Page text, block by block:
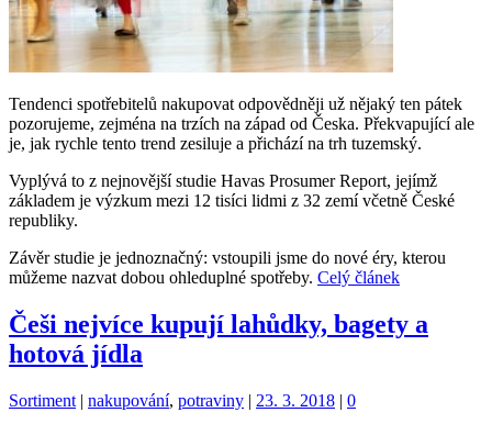
Tendenci spotřebitelů nakupovat odpovědněji už nějaký ten pátek
pozorujeme, zejména na trzích na západ od Česka. Překvapující ale
je, jak rychle tento trend zesiluje a přichází na trh tuzemský.
Vyplývá to z nejnovější studie Havas Prosumer Report, jejímž
základem je výzkum mezi 12 tisíci lidmi z 32 zemí včetně České
republiky.
Závěr studie je jednoznačný: vstoupili jsme do nové éry, kterou
můžeme nazvat dobou ohleduplné spotřeby. Celý článek
Češi nejvíce kupují lahůdky, bagety a
hotová jídla
Kategorie:
Sortiment | Štítky:
nakupování, potraviny | 23. 3. 2018 | 0